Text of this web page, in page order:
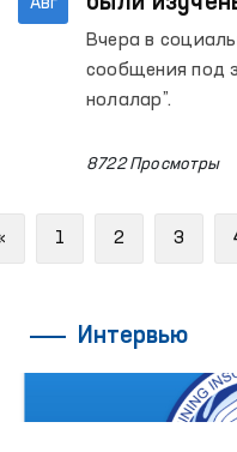
Авг
Вчера в
сообщения под
нолалар”.
8722 Просмотры
Previous
1 2 3
Интервью